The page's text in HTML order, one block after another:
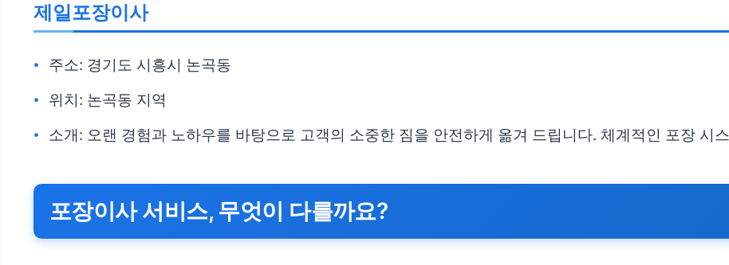
제일포장이사
주소: 경기도 시흥시 논곡동
위치: 논곡동 지역
소개: 오랜 경험과 노하우를 바탕으로 고객의 소중한 짐을 안전하게 옮겨 드립니다. 체계적인 포장 시
포장이사 서비스, 무엇이 다를까요?